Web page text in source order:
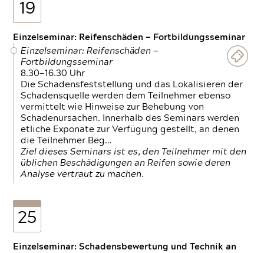
19
Einzelseminar: Reifenschäden — Fortbildungsseminar
Einzelseminar: Reifenschäden —
Fortbildungsseminar
8.30—16.30 Uhr
Die Schadensfeststellung und das Lokalisieren der
Schadensquelle werden dem Teilnehmer ebenso
vermittelt wie Hinweise zur Behebung von
Schadenursachen. Innerhalb des Seminars werden
etliche Exponate zur Verfügung gestellt, an denen
die Teilnehmer Beg…
Ziel dieses Seminars ist es, den Teilnehmer mit den
üblichen Beschädigungen an Reifen sowie deren
Analyse vertraut zu machen.
25
Einzelseminar: Schadensbewertung und Technik an